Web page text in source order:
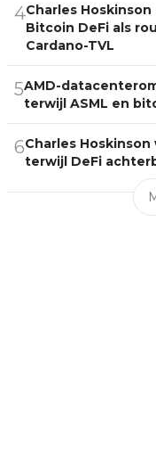
4Charles Hoskinson
Bitcoin DeFi als
Cardano-TVL
5AMD-
terwijl ASML en
6Charles
terwijl DeFi